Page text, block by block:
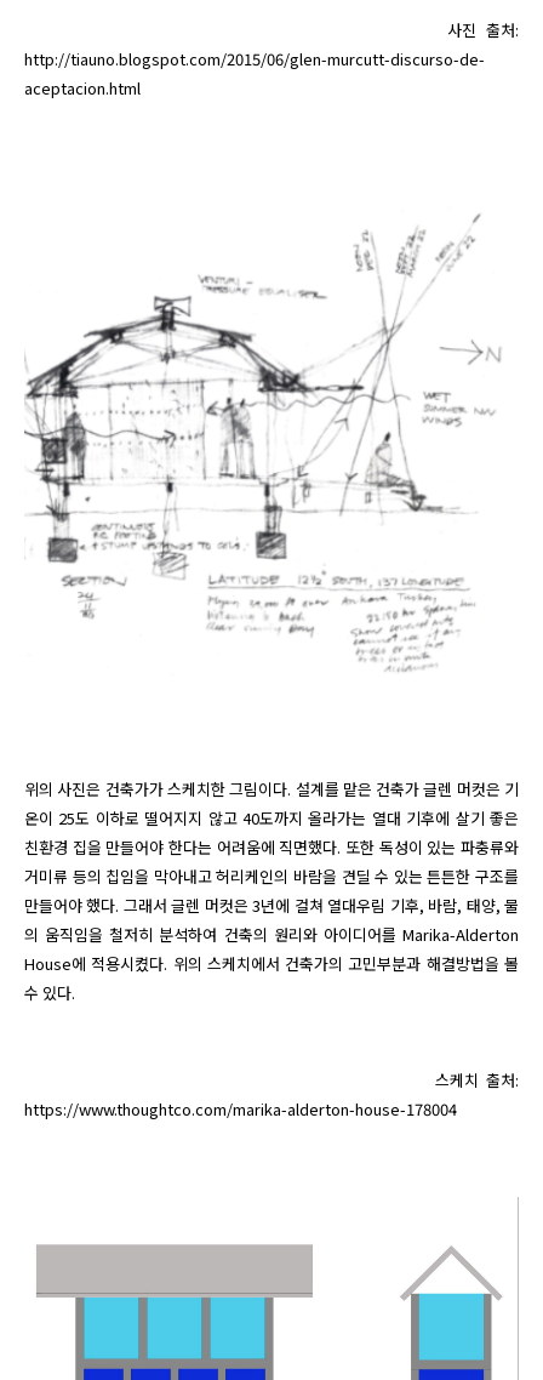
http://tiauno.blogspot.com/2015/06/glen-murcutt-discurso-de-
aceptacion.html
위의 사진은 건축가가 스케치한 그림이다. 설계를 맡은 건축가 글렌 머컷은 기
온이 25도 이하로 떨어지지 않고 40도까지 올라가는 열대 기후에 살기 좋은
친환경 집을 만들어야 한다는 어려움에 직면했다. 또한 독성이 있는 파충류와
거미류 등의 칩임을 막아내고 허리케인의 바람을 견딜 수 있는 튼튼한 구조를
만들어야 했다. 그래서 글렌 머컷은 3년에 걸쳐 열대우림 기후, 바람, 태양, 물
의 움직임을 철저히 분석하여 건축의 원리와 아이디어를 Marika-Alderton
House에 적용시켰다. 위의 스케치에서 건축가의 고민부분과 해결방법을 볼
수 있다.
                                                             스케치 출처:
https://www.thoughtco.com/marika-alderton-house-178004